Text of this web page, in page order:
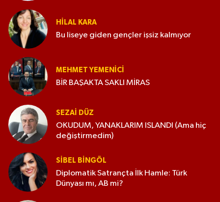
HILAL KARA
Bu liseye giden gençler işsiz kalmıyor
MEHMET YEMENICI
BİR BAŞAKTA SAKLI MİRAS
SEZAI DÜZ
OKUDUM, YANAKLARIM ISLANDI (Ama hiç
değiştirmedim)
SIBEL BINGÖL
Diplomatik Satrançta İlk Hamle: Türk
Dünyası mı, AB mi?